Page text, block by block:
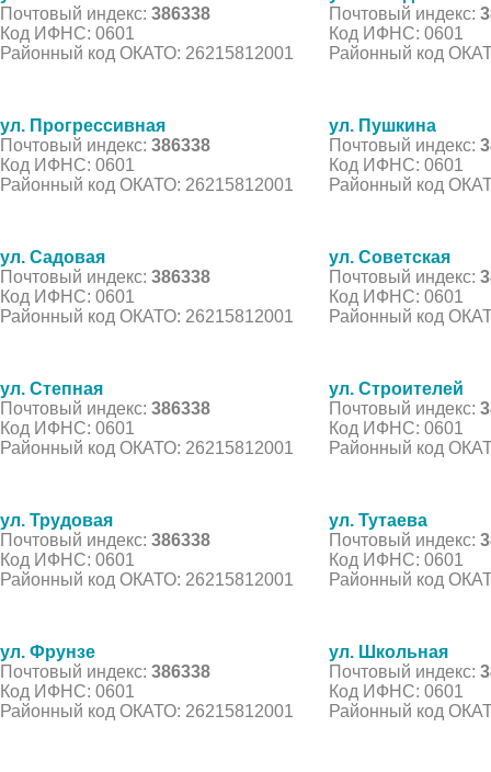
Почтовый индекс: 386338
Код ИФНС: 0601
Районный код ОКАТО: 26215812001
Почтовый индекс:
Код ИФНС: 0601
Районный код
ул. Прогрессивная
Почтовый индекс: 386338
Код ИФНС: 0601
Районный код ОКАТО: 26215812001
ул. Пушкина
Почтовый индекс:
Код ИФНС: 0601
Районный код
ул. Садовая
Почтовый индекс: 386338
Код ИФНС: 0601
Районный код ОКАТО: 26215812001
ул. Советская
Почтовый индекс:
Код ИФНС: 0601
Районный код
ул. Степная
Почтовый индекс: 386338
Код ИФНС: 0601
Районный код ОКАТО: 26215812001
ул. Строителей
Почтовый индекс:
Код ИФНС: 0601
Районный код
ул. Трудовая
Почтовый индекс: 386338
Код ИФНС: 0601
Районный код ОКАТО: 26215812001
ул. Тутаева
Почтовый индекс:
Код ИФНС: 0601
Районный код
ул. Фрунзе
Почтовый индекс: 386338
Код ИФНС: 0601
Районный код ОКАТО: 26215812001
ул. Школьная
Почтовый индекс:
Код ИФНС: 0601
Районный код